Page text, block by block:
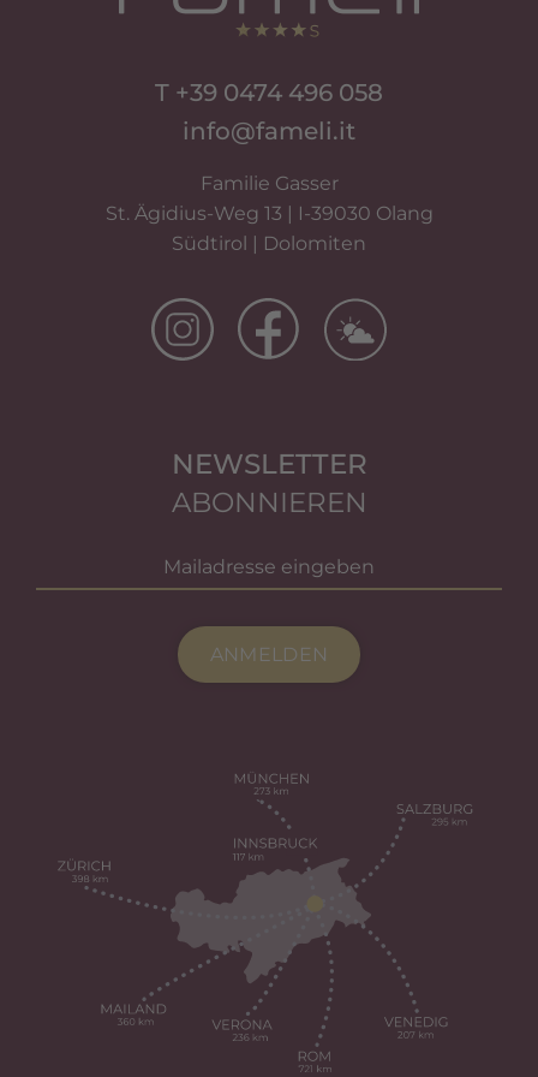
T +39 0474 496 058
info@fameli.it
Familie Gasser
St. Ägidius-Weg 13 | I-39030 Olang
Südtirol | Dolomiten
NEWSLETTER
ABONNIEREN
ANMELDEN